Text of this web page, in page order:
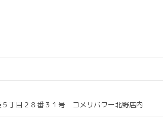
丁目２８番３１号 コメリパワー北野店内